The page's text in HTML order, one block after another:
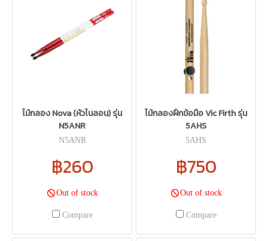
ไม้กลอง Nova (หัวไนลอน) รุ่น
N5ANR
N5ANR
฿260
Out of stock
Compare
ไม้กลองฝึกข้อมือ Vic Firth รุ่น
5AHS
5AHS
฿750
Out of stock
Compare